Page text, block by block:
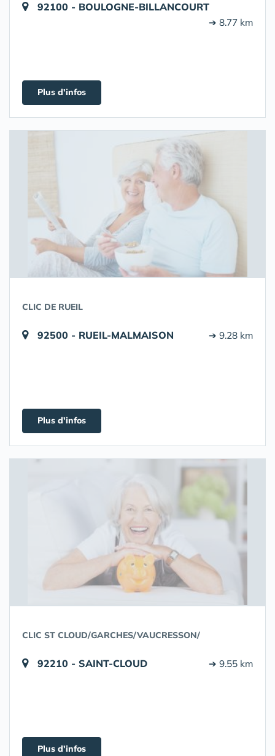
92100 - BOULOGNE-BILLANCOURT
➔ 8.77 km
Plus d'infos
CLIC DE RUEIL
92500 - RUEIL-MALMAISON ➔ 9.28 km
Plus d'infos
CLIC ST CLOUD/GARCHES/VAUCRESSON/
92210 - SAINT-CLOUD ➔ 9.55 km
Plus d'infos